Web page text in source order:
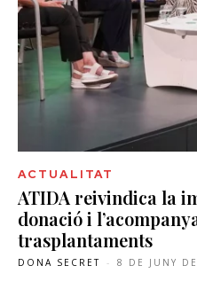
ACTUALITAT
ATIDA reivindica la
donació i
trasplantaments
DONA SECRET - 8 DE JUNY